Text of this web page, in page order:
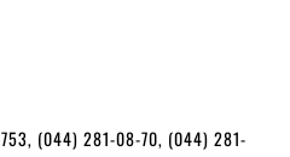
(044) 281-08-70, (044) 281-